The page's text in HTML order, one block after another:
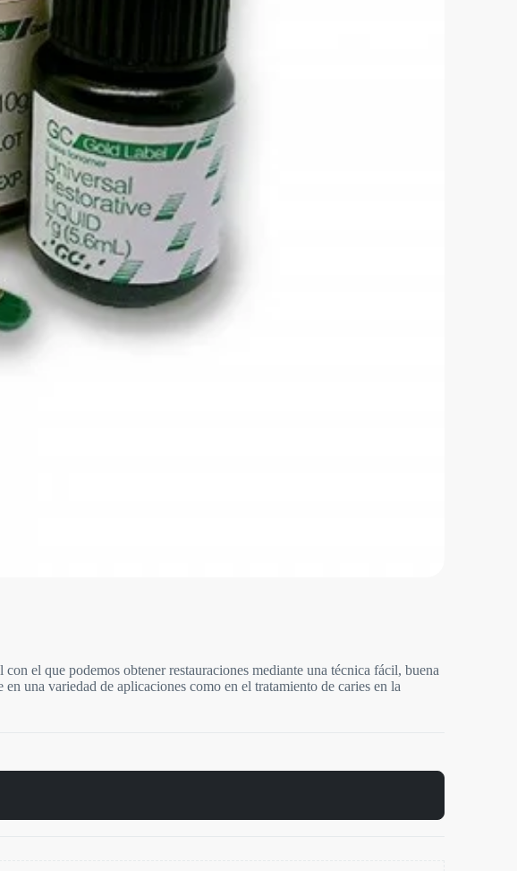
el que podemos obtener restauraciones mediante una técnica fácil, buena
una variedad de aplicaciones como en el tratamiento de caries en la